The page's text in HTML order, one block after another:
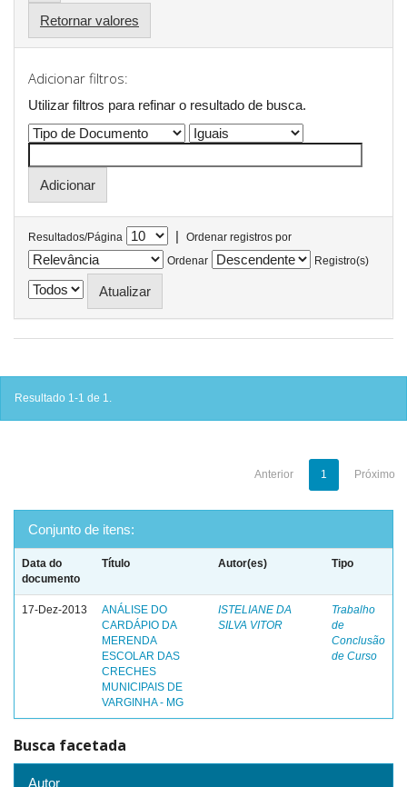
Retornar valores
Adicionar filtros:
Utilizar filtros para refinar o resultado de busca.
Resultados/Página |
Ordenar registros por
Ordenar
Registro(s)
Resultado 1-1 de 1.
Anterior 1 Próximo
Conjunto de itens:
Data do
documento
Título Autor(es) Tipo
17-Dez-2013
ANÁLISE DO
CARDÁPIO DA
MERENDA
ESCOLAR DAS
CRECHES
MUNICIPAIS DE
VARGINHA - MG
ISTELIANE DA
SILVA VITOR
Trabalho
de
Conclusão
de Curso
Busca facetada
Autor